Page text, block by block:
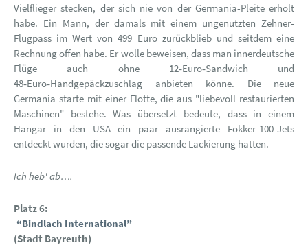
Vielflieger stecken, der sich nie von der Germania-Pleite erholt
habe. Ein Mann, der damals mit einem ungenutzten Zehner-
Flugpass im Wert von 499 Euro zurückblieb und seitdem eine
Rechnung offen habe. Er wolle beweisen, dass man innerdeutsche
Flüge auch ohne 12‑Euro‑Sandwich und
48‑Euro‑Handgepäckzuschlag anbieten könne. Die neue
Germania starte mit einer Flotte, die aus "liebevoll restaurierten
Maschinen" bestehe. Was übersetzt bedeute, dass in einem
Hangar in den USA ein paar ausrangierte Fokker-100-Jets
entdeckt wurden, die sogar die passende Lackierung hatten.
Ich heb' ab….
Platz 6:
“Bindlach International”
(Stadt Bayreuth)